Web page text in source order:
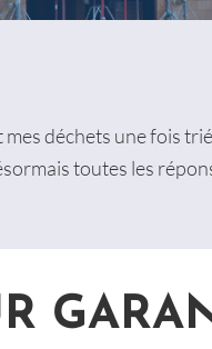
déchets une fois
toutes les